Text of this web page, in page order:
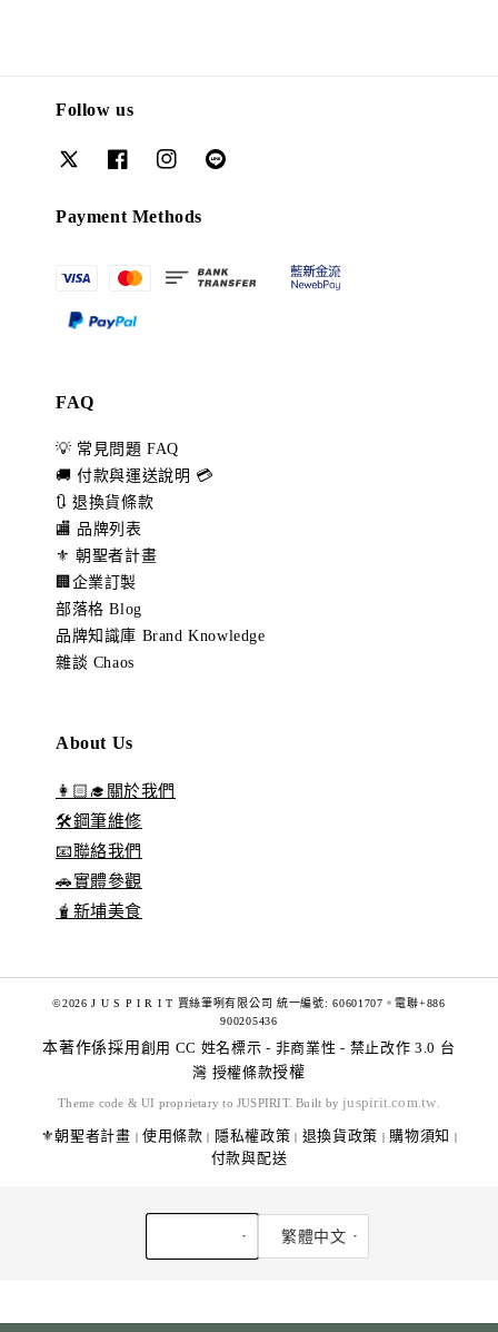
Follow us
Payment Methods
FAQ
💡 常見問題 FAQ
🚚 付款與運送說明 💳
🔃 退換貨條款
🏬 品牌列表
⚜️ 朝聖者計畫
🏢企業訂製
部落格 Blog
品牌知識庫 Brand Knowledge
雜談 Chaos
About Us
👩🏻‍🎓關於我們
🛠️鋼筆維修
📧聯絡我們
🚗實體參觀
🧋新埔美食
©2026 J U S P I R I T 賈絲筆咧有限公司 統一編號: 60601707。電聯+886
900205436
本著作係採用 創用 CC 姓名標示 - 非商業性 - 禁止改作 3.0 台
灣 授權條款授權
Theme code & UI proprietary to JUSPIRIT. Built by juspirit.com.tw
⚜️朝聖者計畫 | 使用條款 | 隱私權政策 | 退換貨政策 | 購物須知 |
付款與配送